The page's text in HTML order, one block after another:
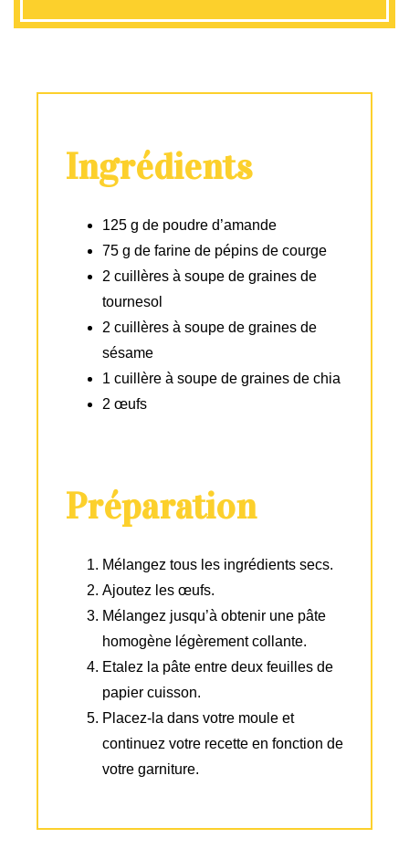
Ingrédients
125 g de poudre d’amande
75 g de farine de pépins de courge
2 cuillères à soupe de graines de
tournesol
2 cuillères à soupe de graines de
sésame
1 cuillère à soupe de graines de chia
2 œufs
Préparation
Mélangez tous les ingrédients secs.
Ajoutez les œufs.
Mélangez jusqu’à obtenir une pâte
homogène légèrement collante.
Etalez la pâte entre deux feuilles de
papier cuisson.
Placez-la dans votre moule et
continuez votre recette en fonction de
votre garniture.